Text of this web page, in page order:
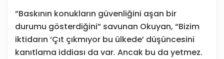
“Baskının konukların güvenliğini aşan bir
durumu gösterdiğini” savunan Okuyan, “Bizim
iktidarın ‘Çıt çıkmıyor bu ülkede’ düşüncesini
kanıtlama iddiası da var. Ancak bu da yetmez.